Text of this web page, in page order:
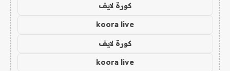
كورة لايف
koora live
كورة لايف
koora live